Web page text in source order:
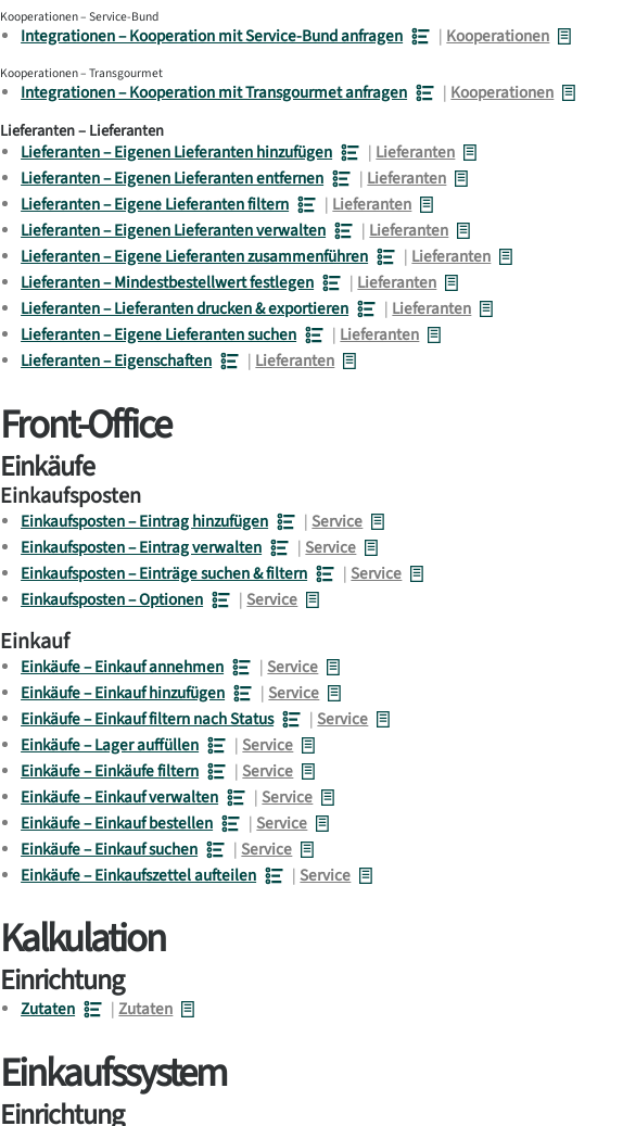
Kooperationen – Service-Bund
Integrationen – Kooperation mit Service-Bund anfragen |Kooperationen
Kooperationen – Transgourmet
Integrationen – Kooperation mit Transgourmet anfragen | Kooperationen
Lieferanten – Lieferanten
Lieferanten – Eigenen Lieferanten hinzufügen
| Lieferanten
Lieferanten – Eigenen Lieferanten entfernen
| Lieferanten
Lieferanten – Eigene Lieferanten filtern
| Lieferanten
Lieferanten – Eigenen Lieferanten verwalten
| Lieferanten
Lieferanten – Eigene Lieferanten zusammenführen
| Lieferanten
Lieferanten – Mindestbestellwert festlegen
| Lieferanten
Lieferanten – Lieferanten drucken & exportieren
| Lieferanten
Lieferanten – Eigene Lieferanten suchen
| Lieferanten
Lieferanten – Eigenschaften
| Lieferanten
Front-Office
Einkäufe
Einkaufsposten
Einkaufsposten – Eintrag hinzufügen |Service
Einkaufsposten – Eintrag verwalten
|Service
Einkaufsposten – Einträge suchen & filtern
|Service
Einkaufsposten – Optionen
|Service
Einkauf
Einkäufe – Einkauf annehmen |Service
Einkäufe – Einkauf hinzufügen
|Service
Einkäufe – Einkauf filtern nach Status
|Service
Einkäufe – Lager auffüllen
|Service
Einkäufe – Einkäufe filtern
|Service
Einkäufe – Einkauf verwalten
|Service
Einkäufe – Einkauf bestellen
|Service
Einkäufe – Einkauf suchen
|Service
Einkäufe – Einkaufszettel aufteilen
|Service
Kalkulation
Einrichtung
Zutaten |Zutaten
Einkaufssystem
Einrichtung